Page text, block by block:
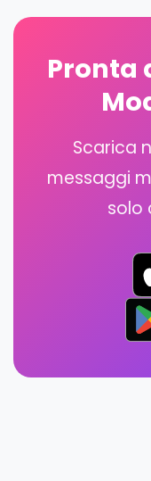
Pronta
Scarica
messaggi
solo